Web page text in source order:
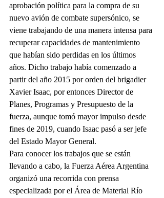
aprobación política para la compra de su
nuevo avión de combate supersónico, se
viene trabajando de una manera intensa para
recuperar capacidades de mantenimiento
que habían sido perdidas en los últimos
años. Dicho trabajo había comenzado a
partir del año 2015 por orden del brigadier
Xavier Isaac, por entonces Director de
Planes, Programas y Presupuesto de la
fuerza, aunque tomó mayor impulso desde
fines de 2019, cuando Isaac pasó a ser jefe
del Estado Mayor General.
Para conocer los trabajos que se están
llevando a cabo, la Fuerza Aérea Argentina
organizó una recorrida con prensa
especializada por el Área de Material Río